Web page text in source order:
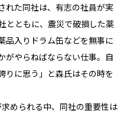
れた同社は、有志の社員が実
とともに、震災で破損した薬
品入りドラム缶などを無事に
がやらねばならない仕事。自
りに思う」と森氏はその時を
められる中、同社の重要性は